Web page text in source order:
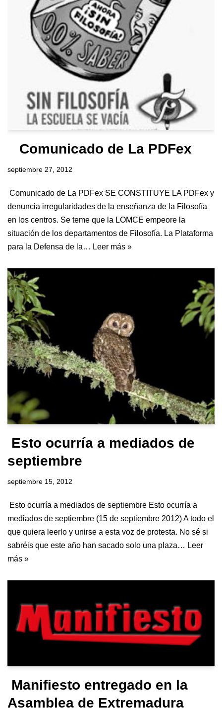
Comunicado de La PDFex
septiembre 27, 2012
Comunicado de La PDFex SE CONSTITUYE LA PDFex y
denuncia irregularidades de la enseñanza de la Filosofía
en los centros. Se teme que la LOMCE empeore la
situación de los departamentos de Filosofía. La Plataforma
para la Defensa de la… Leer más »
Esto ocurría a mediados de
septiembre
septiembre 15, 2012
Esto ocurría a mediados de septiembre Esto ocurría a
mediados de septiembre (15 de septiembre 2012) A todo el
que quiera leerlo y unirse a esta voz de protesta. No sé si
sabréis que este año han sacado solo una plaza… Leer
más »
Manifiesto entregado en la
Asamblea de Extremadura